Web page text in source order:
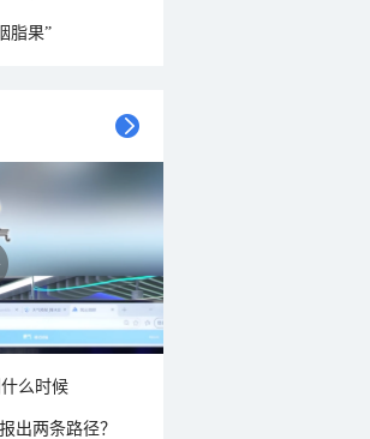
脂果”
么时候
出两条路径？